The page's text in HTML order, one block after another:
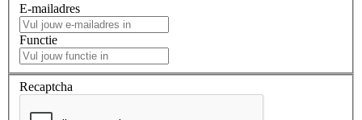
E-mailadres
Functie
Recaptcha